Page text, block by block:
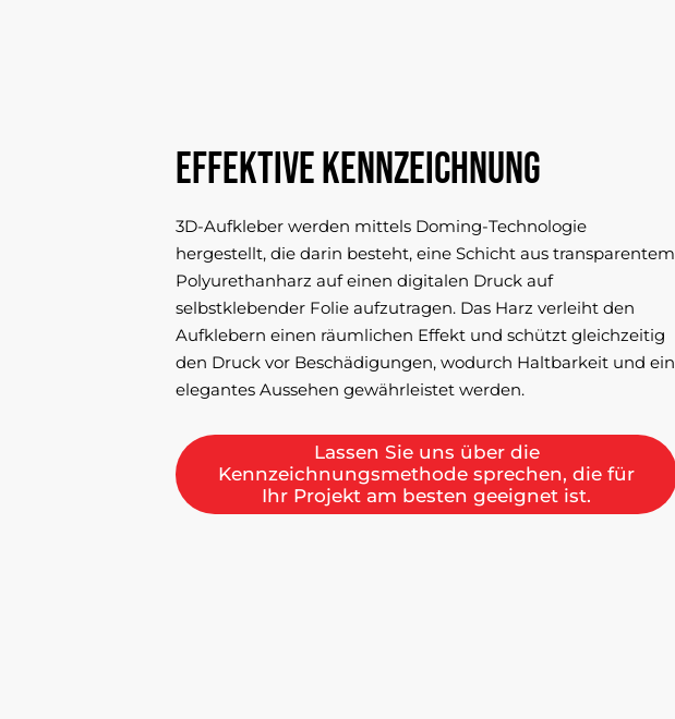
EFFEKTIVE KENNZEICHNUNG
3D-Aufkleber werden mittels Doming-Technologie
hergestellt, die darin besteht, eine Schicht aus transparentem
Polyurethanharz auf einen digitalen Druck auf
selbstklebender Folie aufzutragen. Das Harz verleiht den
Aufklebern einen räumlichen Effekt und schützt gleichzeitig
den Druck vor Beschädigungen, wodurch Haltbarkeit und ein
elegantes Aussehen gewährleistet werden.
Lassen Sie uns über die
Kennzeichnungsmethode sprechen, die für
Ihr Projekt am besten geeignet ist.